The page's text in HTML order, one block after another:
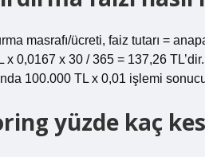
masrafı/ücreti, faiz tutarı =
x 0,0167 x 30 / 365 = 137,26
100.000 TL x 0,01 işlemi
yüzde kaç